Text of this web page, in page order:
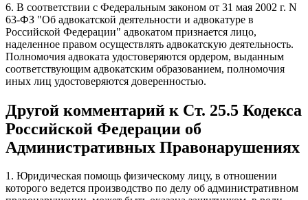
6. В соответствии с Федеральным законом от 31 мая 2002 г. N
63-ФЗ "Об адвокатской деятельности и адвокатуре в
Российской Федерации" адвокатом признается лицо,
наделенное правом осуществлять адвокатскую деятельность.
Полномочия адвоката удостоверяются ордером, выданным
соответствующим адвокатским образованием, полномочия
иных лиц удостоверяются доверенностью.
Другой комментарий к Ст. 25.5 Кодекса
Российской Федерации об
Административных Правонарушениях
1. Юридическая помощь физическому лицу, в отношении
которого ведется производство по делу об административном